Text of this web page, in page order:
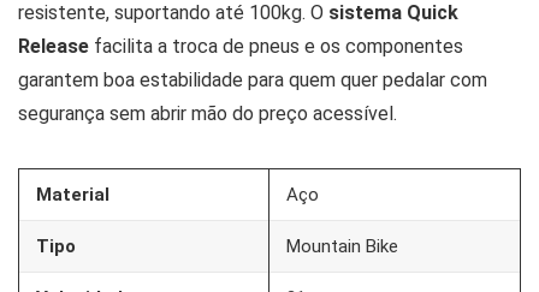
resistente, suportando até 100kg. O sistema Quick
Release facilita a troca de pneus e os componentes
garantem boa estabilidade para quem quer pedalar com
segurança sem abrir mão do preço acessível.
Material Aço
Tipo Mountain Bike